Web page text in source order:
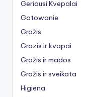
Geriausi Kvepalai
Gotowanie
Grožis
Grozis ir kvapai
Grožis ir mados
Grožis ir sveikata
Higiena